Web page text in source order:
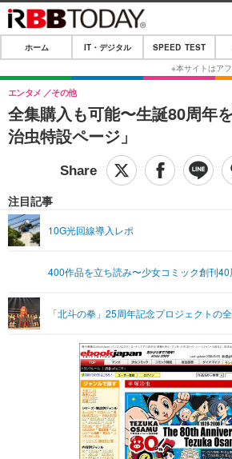
ホーム
IT・デジタル
IT・デジタルTOP
ショッピング
SPEED TEST
エンタメTOP
グラビア
ショッピング
ライフTOP
リリース一覧
ホーム IT・デジタル SPEED TEST
全集購入も可能〜生誕80周年
治虫特設ページ」
エンタメ その他
注目記事
10G光回線導入レポ
400作品を立ち読み〜少女コミック創刊40
「北斗の拳」25周年記念プロジェクトの